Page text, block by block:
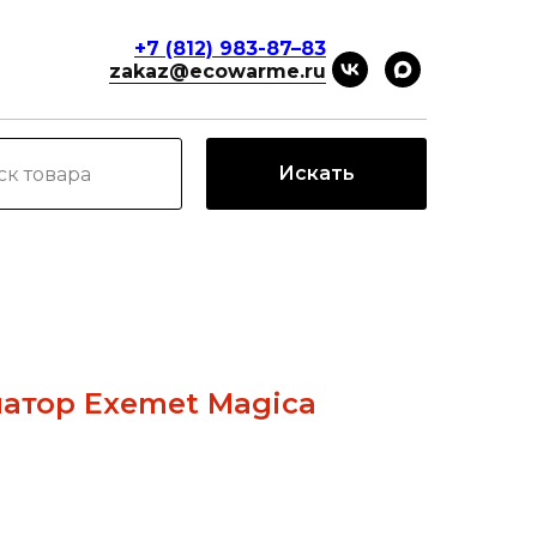
+7 (812) 983-87–83
zakaz@ecowarme.ru
Искать
Exemet Magica